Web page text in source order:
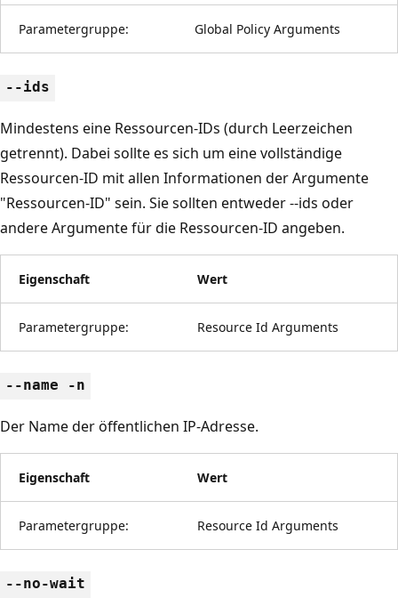
Parametergruppe: Global Policy Arguments
--ids
Mindestens eine Ressourcen-IDs (durch Leerzeichen
getrennt). Dabei sollte es sich um eine vollständige
Ressourcen-ID mit allen Informationen der Argumente
"Ressourcen-ID" sein. Sie sollten entweder --ids oder
andere Argumente für die Ressourcen-ID angeben.
Eigenschaft Wert
Parametergruppe: Resource Id Arguments
--name -n
Der Name der öffentlichen IP-Adresse.
Eigenschaft Wert
Parametergruppe: Resource Id Arguments
--no-wait